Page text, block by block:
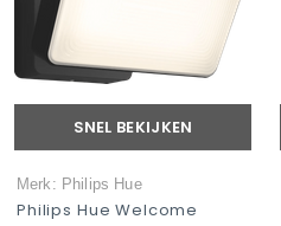
SNEL BEKIJKEN
Merk: Philips Hue
Philips Hue Welcome